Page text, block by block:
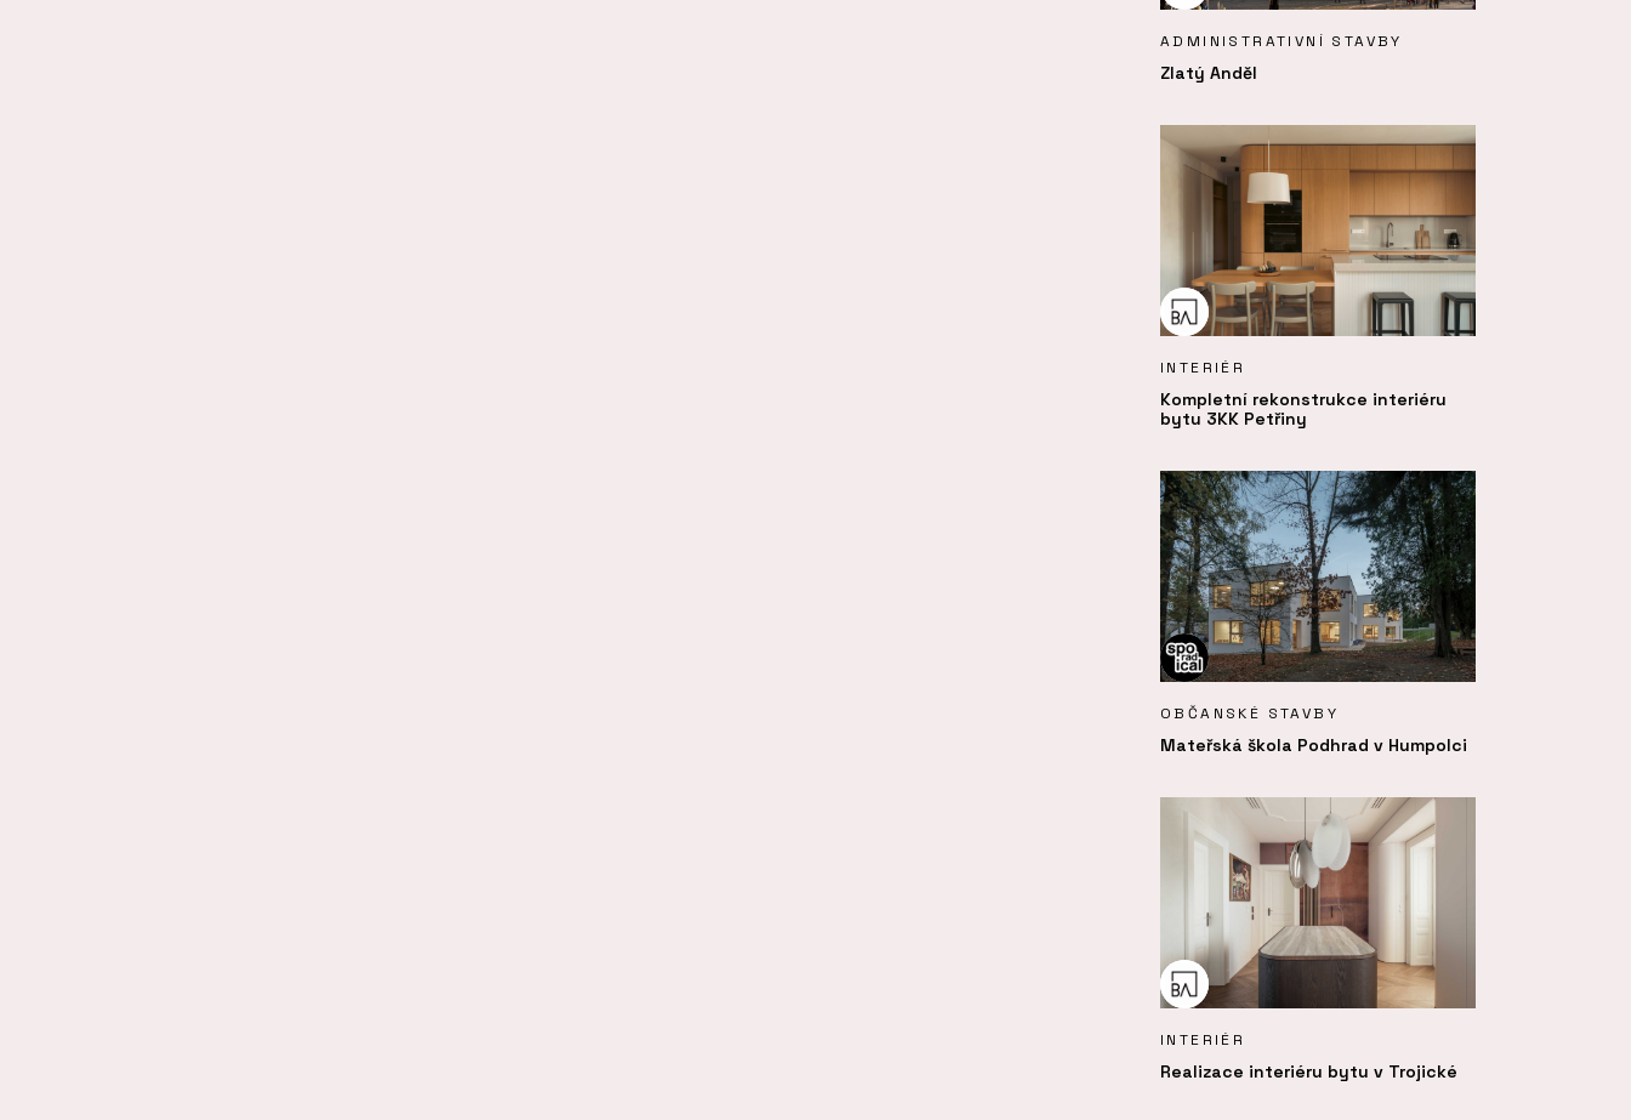
ADMINISTRATIVNÍ STAVBY
Zlatý Anděl
INTERIÉR
Kompletní rekonstrukce interiéru
bytu 3KK Petřiny
OBČANSKÉ STAVBY
Mateřská škola Podhrad v Humpolci
INTERIÉR
Realizace interiéru bytu v Trojické